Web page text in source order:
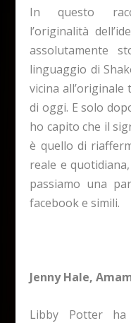
In questo
l’originalità
assolutamente
linguaggio di
vicina all’originale
di oggi. E solo
ho capito che il
è quello di
reale e
passiamo una
facebook e simili.
Jenny Hale,
Libby Potter